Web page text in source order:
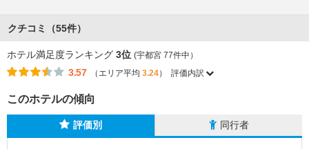
クチコミ（55件）
ホテル満足度ランキング 3位 (宇都宮 77件中）
3.57 （エリア平均 3.24） 評価内訳
このホテルの傾向
評価別 同行者